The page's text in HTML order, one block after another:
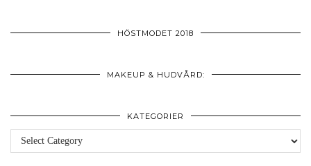
HÖSTMODET 2018
MAKEUP & HUDVÅRD:
KATEGORIER
Kategorier